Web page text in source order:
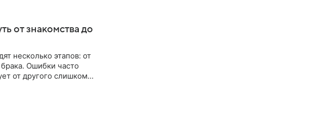
от знакомства до
несколько этапов: от
Ошибки часто
от другого слишком